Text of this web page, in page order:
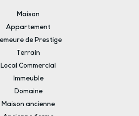
Maison
Appartement
de Prestige
Terrain
Local Commercial
Immeuble
Domaine
Maison ancienne